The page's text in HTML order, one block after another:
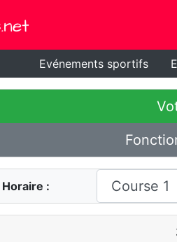
Evénements sportifs
Horaire :